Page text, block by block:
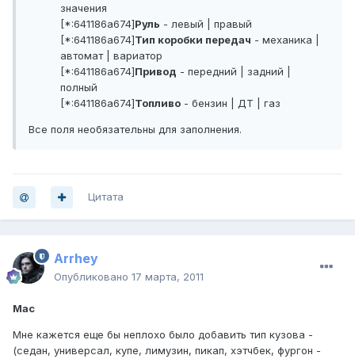
значения
[*:641186a674]Руль - левый | правый
[*:641186a674]Тип коробки передач - механика |
автомат | вариатор
[*:641186a674]Привод - передний | задний |
полный
[*:641186a674]Топливо - бензин | ДТ | газ
Все поля необязательны для заполнения.
Цитата
Arrhey
Опубликовано 17 марта, 2011
Mac
Мне кажется еще бы неплохо было добавить тип кузова -
(седан, универсал, купе, лимузин, пикап, хэтчбек, фургон -